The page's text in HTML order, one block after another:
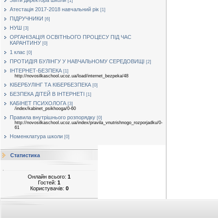
Атестація 2017-2018 навчальний рік [1]
ПІДРУЧНИКИ [6]
НУШ [3]
ОРГАНІЗАЦІЯ ОСВІТНЬОГО ПРОЦЕСУ ПІД ЧАС
КАРАНТИНУ [0]
1 клас [0]
ПРОТИДІЯ БУЛІНГУ У НАВЧАЛЬНОМУ СЕРЕДОВИЩІ [2]
ІНТЕРНЕТ-БЕЗПЕКА [1]
http://novosilkaschool.ucoz.ua/load/internet_bezpeka/48
КІБЕРБУЛІНГ ТА КІБЕРБЕЗПЕКА [0]
БЕЗПЕКА ДІТЕЙ В ІНТЕРНЕТІ [1]
КАБІНЕТ ПСИХОЛОГА [3]
/index/kabinet_psikhooga/0-60
Правила внутрішнього розпорядку [0]
http://novosilkaschool.ucoz.ua/index/pravila_vnutrishnogo_rozporjadku/0-
61
Номенклатура школи [0]
Статистика
Онлайн всього: 1
Гостей: 1
Користувачів: 0